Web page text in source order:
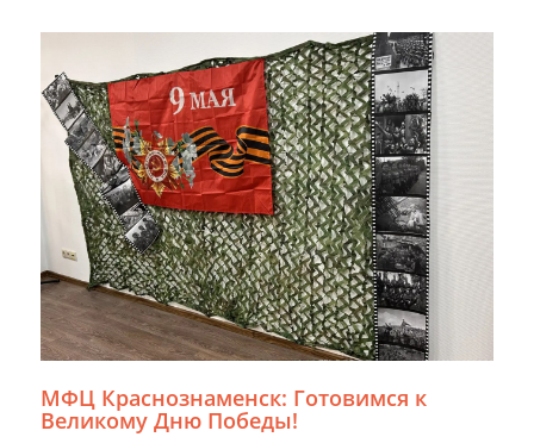
МФЦ Краснознаменск: Готовимся к
Великому Дню Победы!